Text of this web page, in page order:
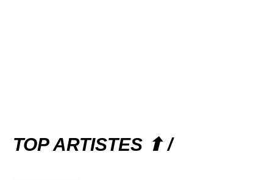
TOP ARTISTES ⬆ /